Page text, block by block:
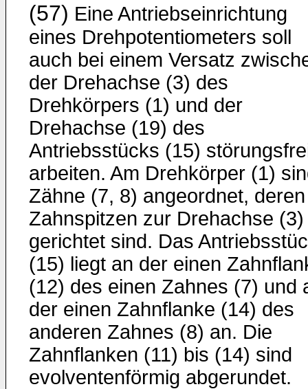
(57) Eine Antriebseinrichtung
eines Drehpotentiometers soll
auch bei einem Versatz
der Drehachse (3) des
Drehkörpers (1) und der
Drehachse (19) des
Antriebsstücks (15)
arbeiten. Am Drehkörper (1)
Zähne (7, 8) angeordnet, deren
Zahnspitzen zur Drehachse (3)
gerichtet sind. Das
(15) liegt an der einen
(12) des einen Zahnes (7) und
der einen Zahnflanke (14) des
anderen Zahnes (8) an. Die
Zahnflanken (11) bis (14) sind
evolventenförmig abgerundet.